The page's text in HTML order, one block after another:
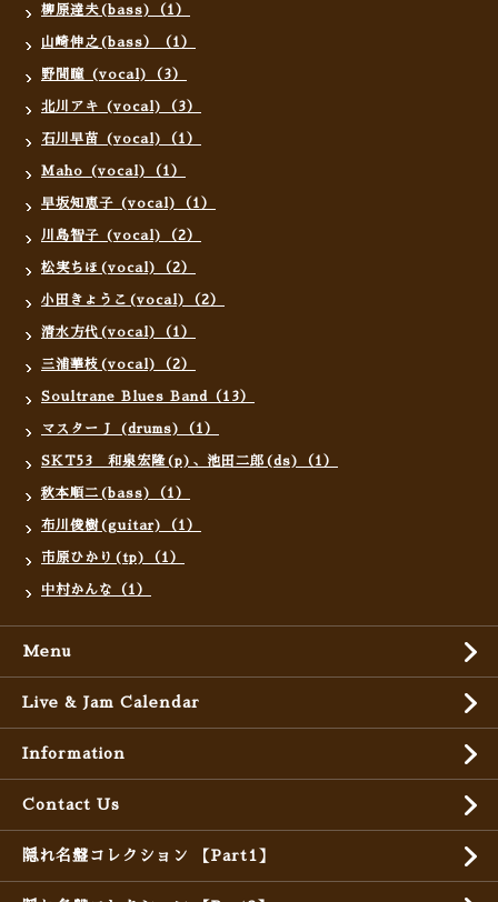
柳原達夫(bass)（1）
山崎伸之(bass）（1）
野間瞳 (vocal)（3）
北川アキ (vocal)（3）
石川早苗 (vocal)（1）
Maho (vocal)（1）
早坂知恵子 (vocal)（1）
川島智子 (vocal)（2）
松実ちほ(vocal)（2）
小田きょうこ(vocal)（2）
清水方代(vocal)（1）
三浦華枝(vocal)（2）
Soultrane Blues Band（13）
マスターＪ (drums)（1）
SKT53 和泉宏隆(p)、池田二郎(ds)（1）
秋本順二(bass)（1）
布川俊樹(guitar)（1）
市原ひかり(tp)（1）
中村かんな（1）
Menu
Live & Jam Calendar
Information
Contact Us
隠れ名盤コレクション 【Part1】